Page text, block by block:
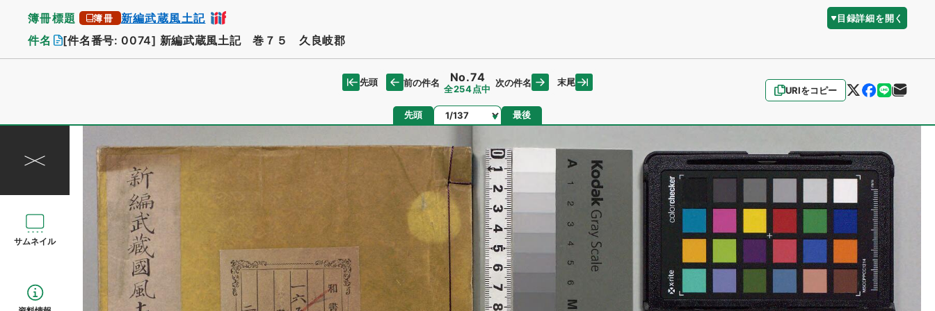
簿冊標題 簿冊 新編武蔵風土記 目録詳細を開く
件名 [件名番号: 0074] 新編武蔵風土記 巻７５ 久良岐郡
URIをコピー
先頭 前の件名 No.74
全254点中
次の件名 末尾
先頭 ページ 最後
サムネイル